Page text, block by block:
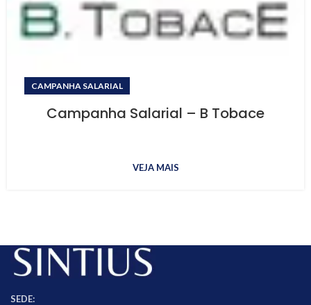
CAMPANHA SALARIAL
Campanha Salarial – B Tobace
VEJA MAIS
SEDE: